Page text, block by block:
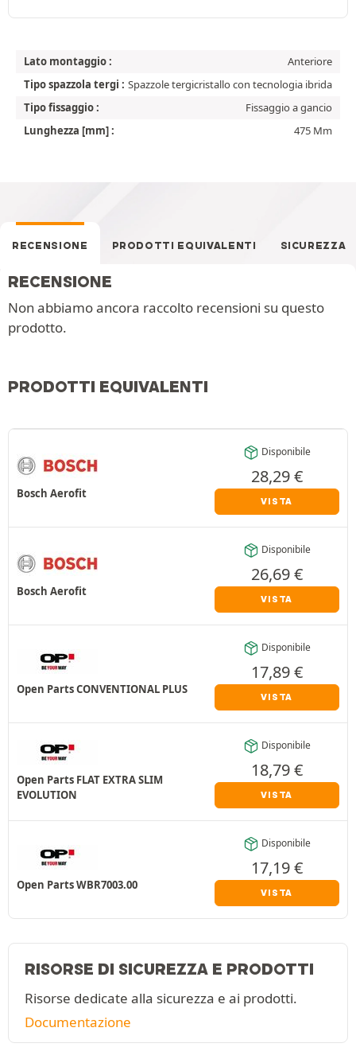
Lato montaggio :
Anteriore
Tipo spazzola tergi : Spazzole tergicristallo con tecnologia ibrida
Tipo fissaggio :
Fissaggio a gancio
Lunghezza [mm] :
475 Mm
RECENSIONE PRODOTTI EQUIVALENTI SICUREZZA
RECENSIONE
Non abbiamo ancora raccolto recensioni su questo
prodotto.
PRODOTTI EQUIVALENTI
Bosch Aerofit
Disponibile
28,29€
VISTA
Bosch Aerofit
Disponibile
26,69€
VISTA
Open Parts CONVENTIONAL PLUS
Disponibile
17,89€
VISTA
Open Parts FLAT EXTRA SLIM
EVOLUTION
Disponibile
18,79€
VISTA
Open Parts WBR7003.00
Disponibile
17,19€
VISTA
RISORSE DI SICUREZZA E PRODOTTI
Risorse dedicate alla sicurezza e ai prodotti.
Documentazione